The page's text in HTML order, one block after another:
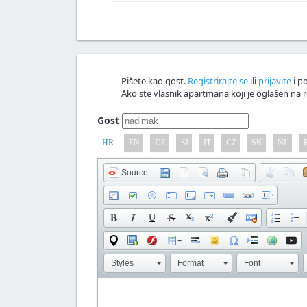
Pišete kao gost. Registrirajte se ili prijavite i
Ako ste vlasnik apartmana koji je oglašen
Gost
HR EN DE SI IT CZ SK NL
Source
Styles Format Font